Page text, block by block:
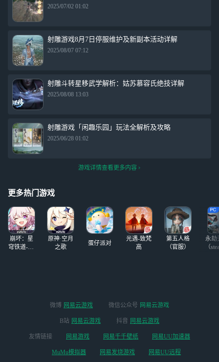
2025/07/02 01:02
射雕游戏8月7日停服维护及新副本活动详解
2025/08/07 07:12
射雕斗转星移武学解析：姑苏慕容氏绝技详解
2025/08/08 13:03
射雕游戏「闲趣乐园」玩法全解析及攻略
2025/06/28 01:02
游戏详情查看更多内容
更多热门游戏
崩坏：星
穹铁道-4.4
原神·空月
之歌
蛋仔派对
光遇-致梵
高
第五人格
（官服）
永劫
（
微博 网易云游戏 微信公众号 网易云游戏
B站 网易云游戏 抖音 网易云游戏
友情链接 网易游戏 网易千千壁纸 网易UU加速器
MuMu模拟器 网易发烧游戏 网易UU远程